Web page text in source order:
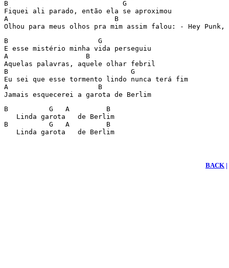
B                            G
Fiquei ali parado, então ela se aproximou
A                          B
Olhou para meus olhos pra mim assim falou: - Hey
B                      G
E esse mistério minha vida perseguiu
A                   B
Aquelas palavras, aquele olhar febril
B                              G
Eu sei que esse tormento lindo nunca terá fim
A                      B
Jamais esquecerei a garota de Berlim
B          G   A         B
   Linda garota   de Berlim
B          G   A         B
   Linda garota   de Berlim
BACK |